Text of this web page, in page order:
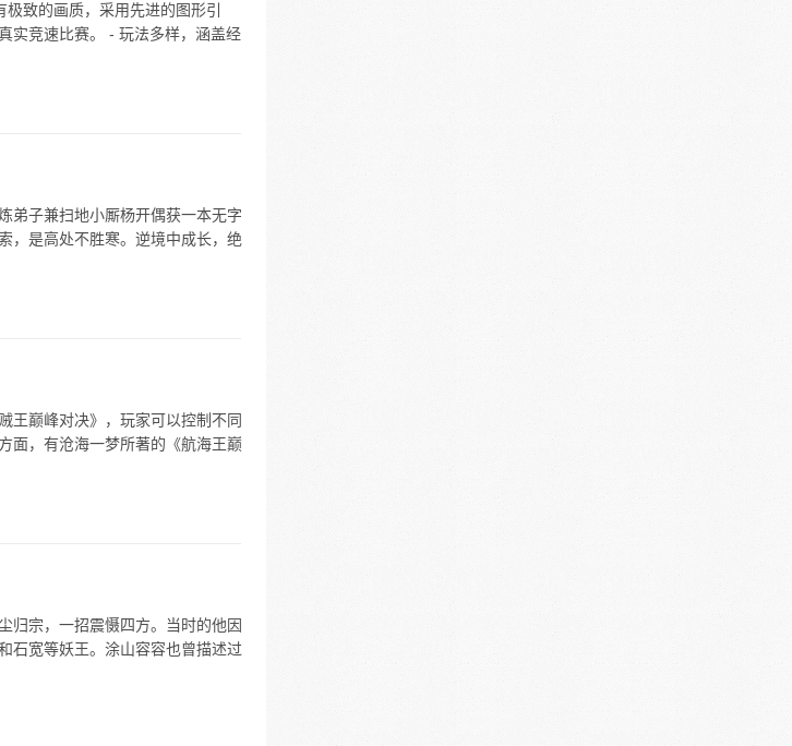
致的画质，采用先进的图形引
实竞速比赛。 - 玩法多样，涵盖经
弟子兼扫地小厮杨开偶获一本无字
，是高处不胜寒。逆境中成长，绝
王巅峰对决》，玩家可以控制不同
面，有沧海一梦所著的《航海王巅
归宗，一招震慑四方。当时的他因
石宽等妖王。涂山容容也曾描述过